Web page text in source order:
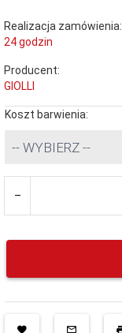
Realizacja zamówienia:
24 godzin
Producent:
GIOLLI
Koszt barwienia:
-- WYBIERZ --